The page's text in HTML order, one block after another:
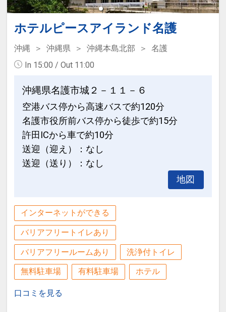
設定期間：2026年7月1日～2026年10月
31日
インターネットコース番号：DP-1-
17842185
す。
●オリオンミニバーご用意
※客室冷蔵庫にオリオンザドラフト(缶)
およびオリオンチューハイWATTA(缶)を
※ミニバーはおとなの方のみ対象、お子
様は対象外となります。
※旅行代金に含まれます。
◆プール＆ビーチのご紹介◆
●エメラルドビーチ
「快水浴場百選」に選ばれた、海洋博公
ル！
遊泳時間）季節により異なりますので現
地にてご確認ください。
※海洋博公園の管理となります。
●アウトドアプール
エメラルドビーチや伊江島を望む解放的
ホテルピースアイランド名護
沖縄 沖縄県 沖縄本島北部
名護
In 15:00 / Out 11:00
沖縄県名護市城２－１１－６
空港バス停から高速バスで約120分
名護市役所前バス停から徒歩で約15分
許田ICから車で約10分
送迎（迎え）：なし
送迎（送り）：なし
地図
インターネットができる
バリアフリートイレあり
バリアフリールームあり 洗浄付トイレ
無料駐車場 有料駐車場 ホテル
口コミを見る